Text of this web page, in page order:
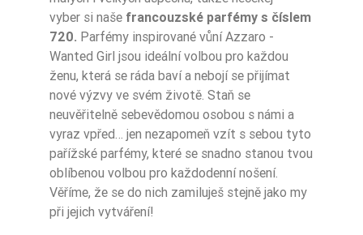
vyber si naše francouzské parfémy s číslem
720. Parfémy inspirované vůní Azzaro -
Wanted Girl jsou ideální volbou pro každou
ženu, která se ráda baví a nebojí se přijímat
nové výzvy ve svém životě. Staň se
neuvěřitelně sebevědomou osobou s námi a
vyraz vpřed… jen nezapomeň vzít s sebou tyto
pařížské parfémy, které se snadno stanou tvou
oblíbenou volbou pro každodenní nošení.
Věříme, že se do nich zamiluješ stejně jako my
při jejich vytváření!
Nuty Głowy granat
Nuty Głowy
kwiat pomarańcz
y
Nuty Serca kajmak
Nuty Serca bieluń
Nuty Bazy paczula